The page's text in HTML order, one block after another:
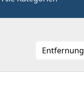
Entfernung